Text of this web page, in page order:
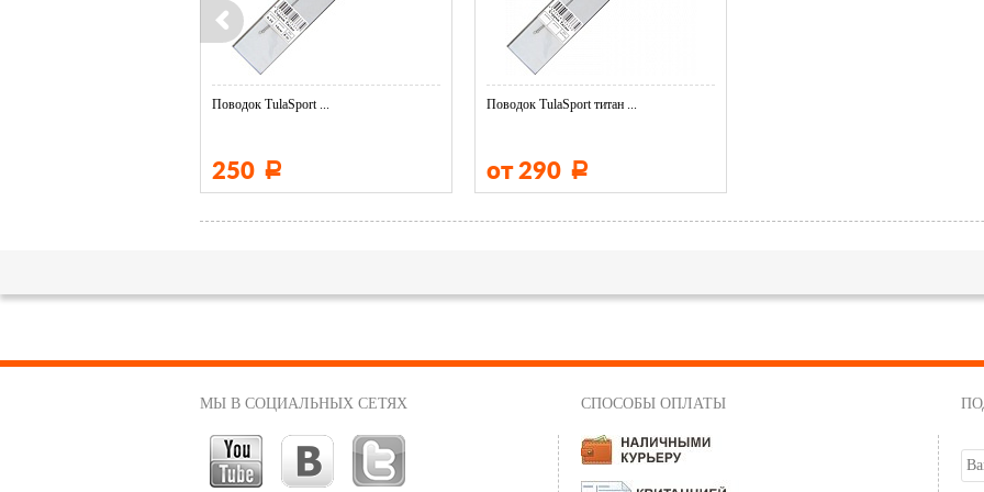
Поводок TulaSport ...
250 Р
Поводок TulaSport титан ...
от 290 Р
МЫ В СОЦИАЛЬНЫХ СЕТЯХ СПОСОБЫ ОПЛАТЫ